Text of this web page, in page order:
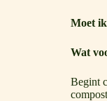
Moet ik
Wat
Begint